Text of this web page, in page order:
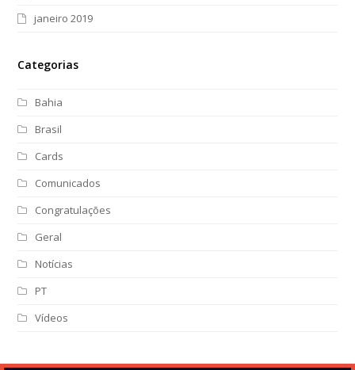
janeiro 2019
Categorias
Bahia
Brasil
Cards
Comunicados
Congratulações
Geral
Notícias
PT
Vídeos